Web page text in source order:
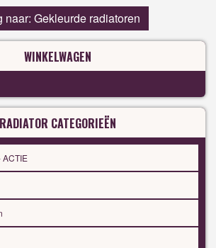
naar: Gekleurde radiatoren
WINKELWAGEN
RADIATOR CATEGORIEËN
ACTIE